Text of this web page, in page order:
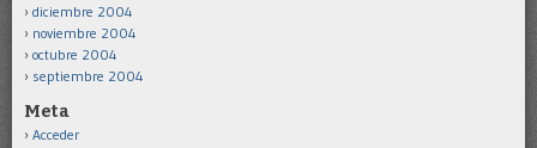
diciembre 2004
noviembre 2004
octubre 2004
septiembre 2004
Meta
Acceder